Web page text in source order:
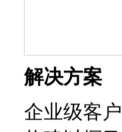
解决方案
企业级客